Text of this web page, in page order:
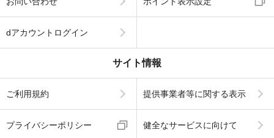
dアカウントログイン
サイト情報
ご利用規約 提供事業者等に関する表示
プライバシーポリシー 健全なサービスに向けて